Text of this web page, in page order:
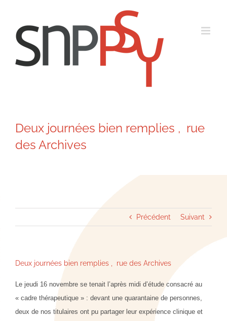
contenu
Deux journées bien remplies , rue
des Archives
Précédent Suivant
Deux journées bien remplies , rue des Archives
Le jeudi 16 novembre se tenait l’après midi d’étude consacré au
« cadre thérapeutique » : devant une quarantaine de personnes,
deux de nos titulaires ont pu partager leur expérience clinique et